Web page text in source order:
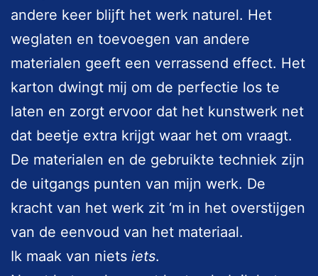
andere keer blijft het werk naturel. Het
weglaten en toevoegen van andere
materialen geeft een verrassend effect. Het
karton dwingt mij om de perfectie los te
laten en zorgt ervoor dat het kunstwerk net
dat beetje extra krijgt waar het om vraagt.
De materialen en de gebruikte techniek zijn
de uitgangs punten van mijn werk. De
kracht van het werk zit ‘m in het overstijgen
van de eenvoud van het materiaal.
Ik maak van niets iets.